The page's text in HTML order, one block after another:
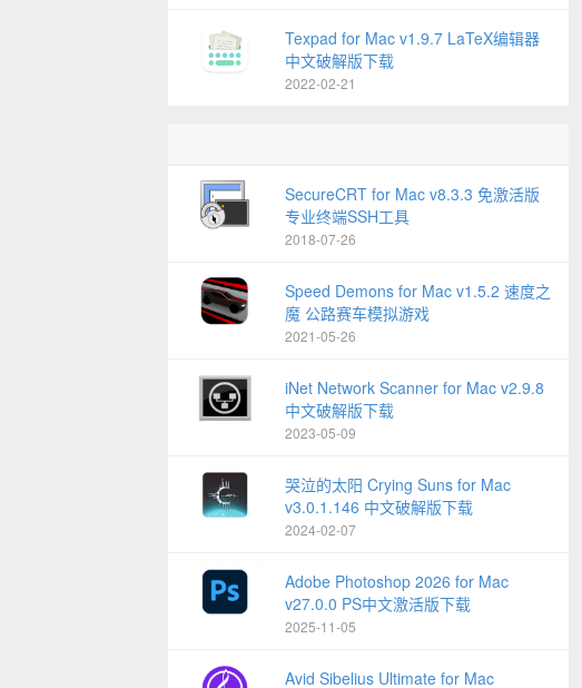
Texpad for Mac v1.9.7 LaTeX编辑器
中文破解版下载
2022-02-21
SecureCRT for Mac v8.3.3 免激活版
专业终端SSH工具
2018-07-26
Speed Demons for Mac v1.5.2 速度之
魔 公路赛车模拟游戏
2021-05-26
iNet Network Scanner for Mac v2.9.8
中文破解版下载
2023-05-09
哭泣的太阳 Crying Suns for Mac
v3.0.1.146 中文破解版下载
2024-02-07
Adobe Photoshop 2026 for Mac
v27.0.0 PS中文激活版下载
2025-11-05
Avid Sibelius Ultimate for Mac